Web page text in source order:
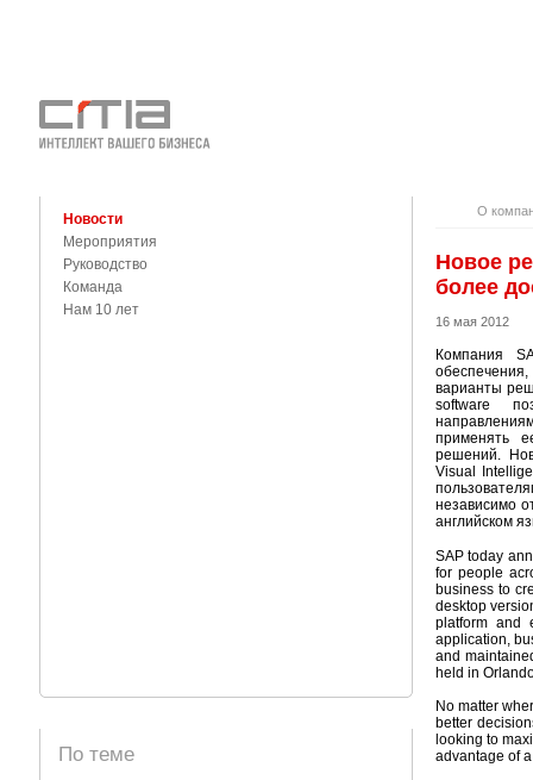
Новости
Мероприятия
Руководство
Команда
Нам 10 лет
По теме
О
Новое
более
16 мая 2012
Компания
варианты
software
применять
решений.
Visual
независимо
английском
SAP today
for people
business to
desktop
platform and
application,
and
held in
No matter
better
looking to
advantage of